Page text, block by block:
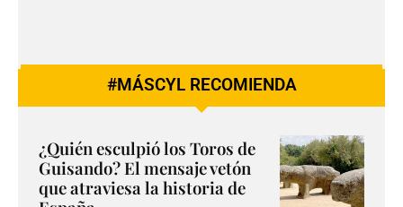
#MÁSCYL RECOMIENDA
¿Quién esculpió los Toros de
Guisando? El mensaje vetón
que atraviesa la historia de